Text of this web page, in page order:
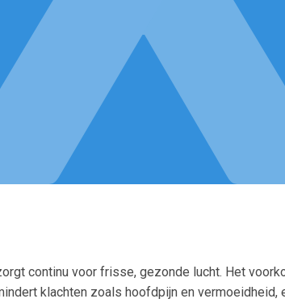
continu voor frisse, gezonde lucht. Het
klachten zoals hoofdpijn en vermoeidheid,